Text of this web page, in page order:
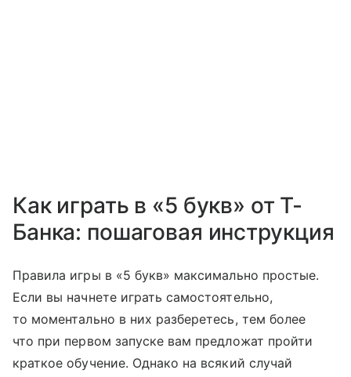
Как играть в «5 букв» от Т-
Банка: пошаговая инструкция
Правила игры в «5 букв» максимально простые.
Если вы начнете играть самостоятельно,
то моментально в них разберетесь, тем более
что при первом запуске вам предложат пройти
краткое обучение. Однако на всякий случай